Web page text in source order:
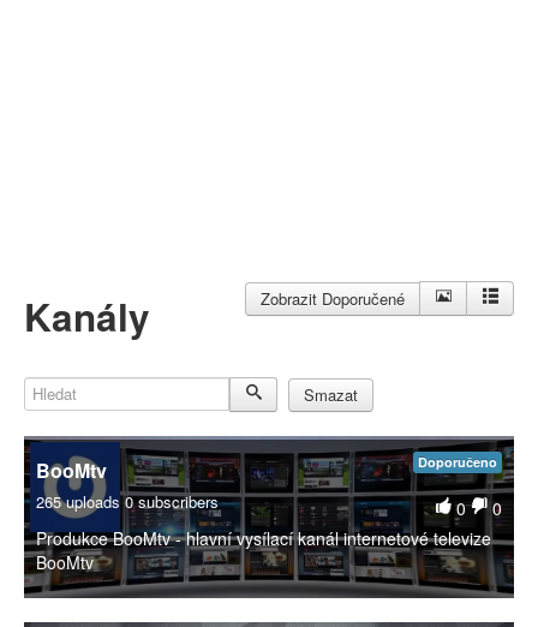
Kanály Zobrazit Doporučené
Hledat Smazat
Doporučeno
BooMtv
0 0
265 uploads 0 subscribers
Produkce BooMtv - hlavní vysílací kanál internetové televize
BooMtv